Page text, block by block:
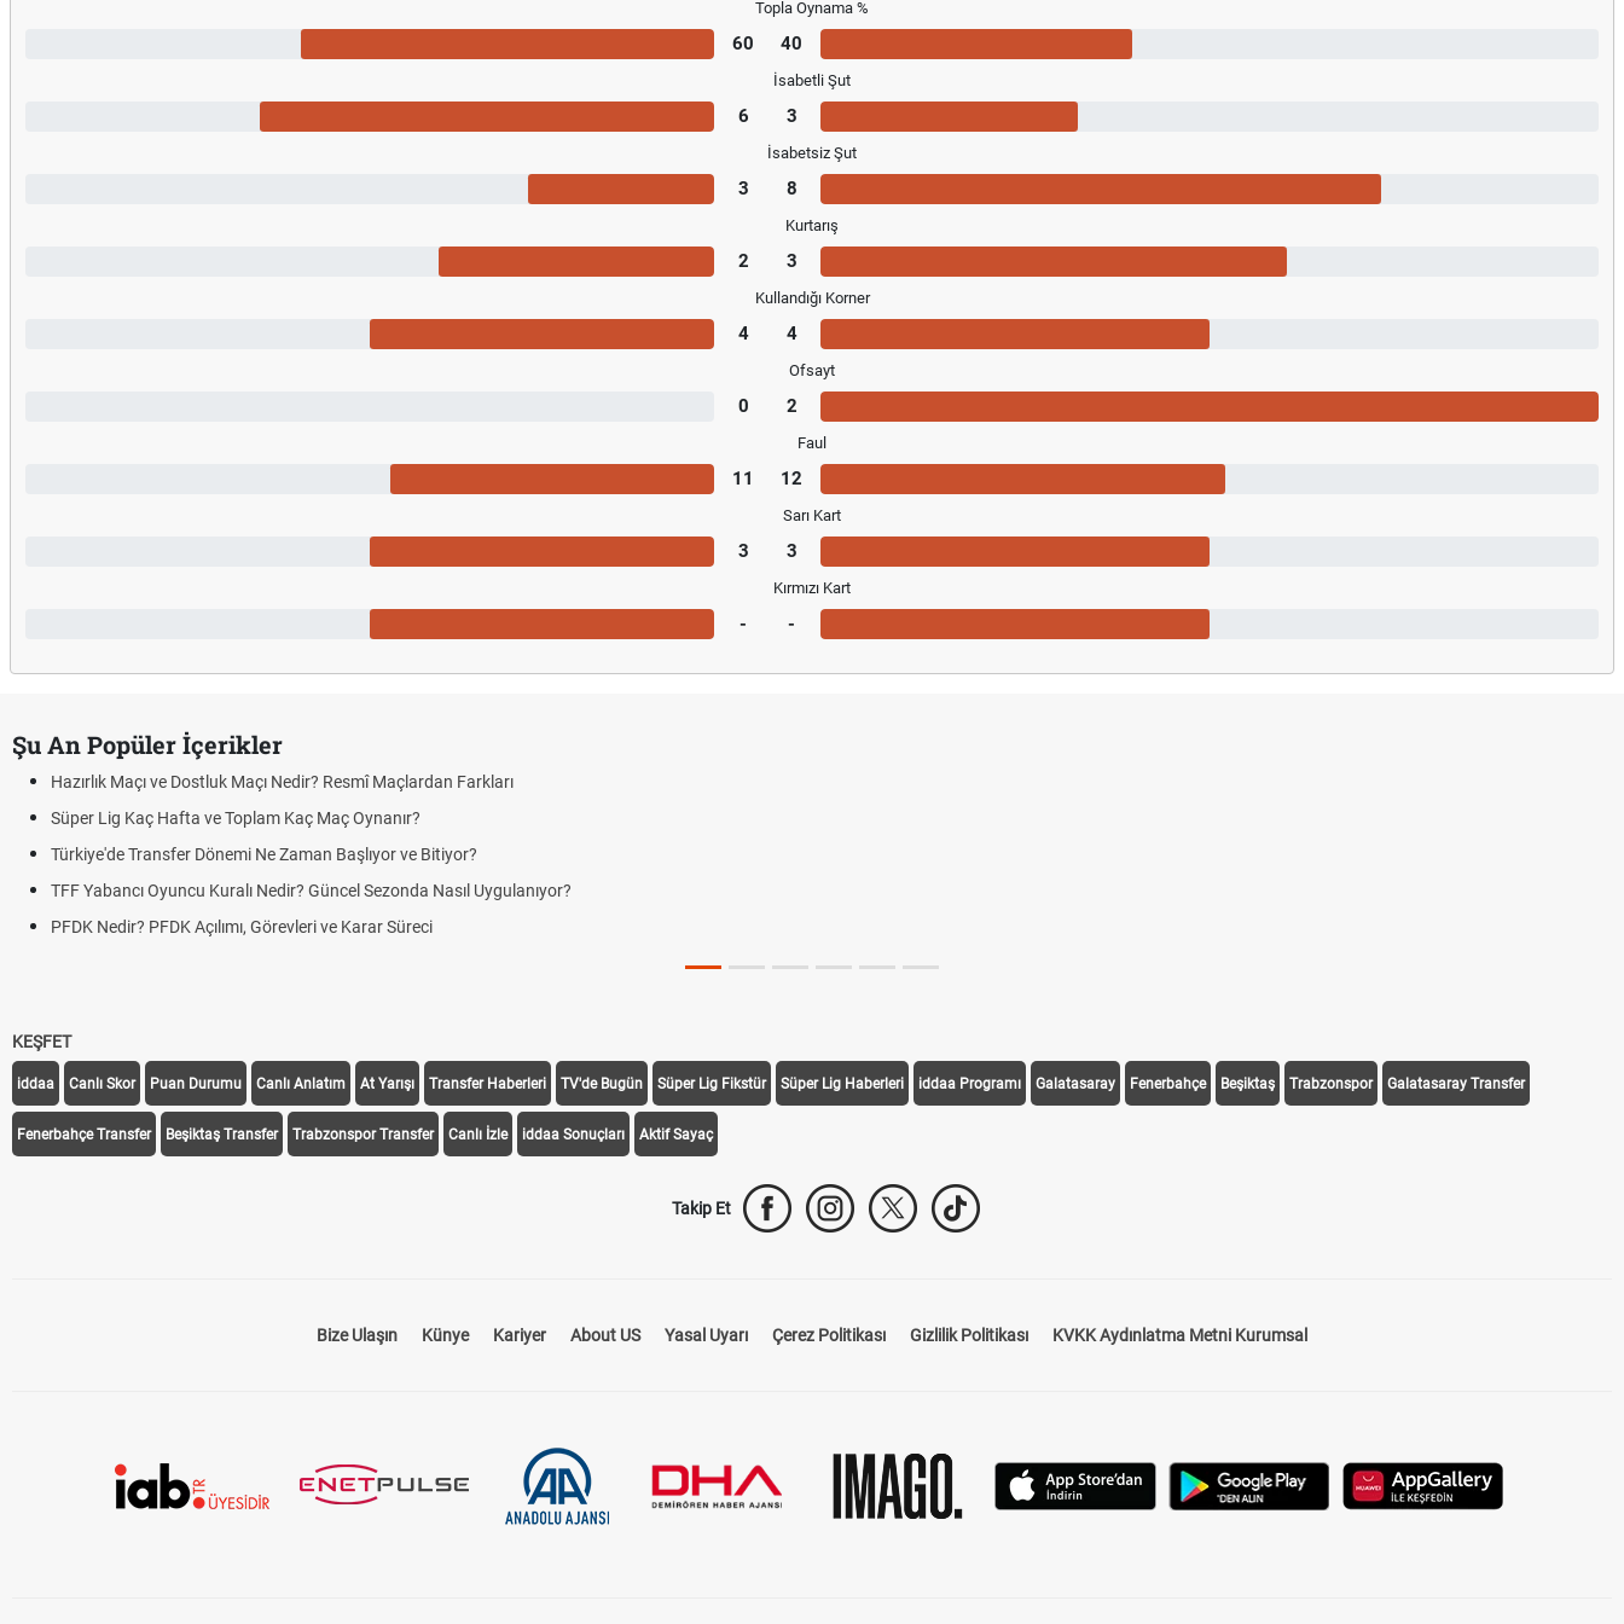
Topla Oynama %
60 40
İsabetli Şut
6 3
İsabetsiz Şut
3 8
Kurtarış
2 3
Kullandığı Korner
4 4
Ofsayt
0 2
Faul
11 12
Sarı Kart
3 3
Kırmızı Kart
- -
Şu An Popüler İçerikler
Hazırlık Maçı ve Dostluk Maçı Nedir? Resmî Maçlardan Farkları
Süper Lig Kaç Hafta ve Toplam Kaç Maç Oynanır?
Türkiye'de Transfer Dönemi Ne Zaman Başlıyor ve Bitiyor?
TFF Yabancı Oyuncu Kuralı Nedir? Güncel Sezonda Nasıl Uygulanıyor?
PFDK Nedir? PFDK Açılımı, Görevleri ve Karar Süreci
KEŞFET
iddaa Canlı Skor Puan Durumu Canlı Anlatım At Yarışı Transfer Haberleri TV'de Bugün Süper Lig Fikstür Süper Lig Haberleri iddaa Programı Galatasaray Fenerbahçe Beşiktaş Trabzonspor Galatasaray Transfer
Fenerbahçe Transfer Beşiktaş Transfer Trabzonspor Transfer Canlı İzle iddaa Sonuçları Aktif Sayaç
Takip Et
Bize Ulaşın Künye Kariyer About US Yasal Uyarı Çerez Politikası Gizlilik Politikası KVKK Aydınlatma Metni Kurumsal